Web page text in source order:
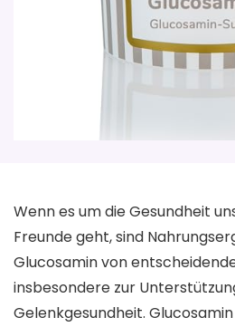
Wenn es um die Gesundheit
Freunde geht, sind
Glucosamin von
insbesondere zur
Gelenkgesundheit.